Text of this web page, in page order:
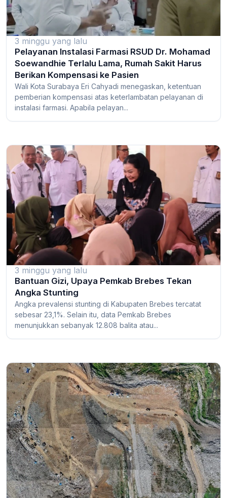
3 minggu yang lalu
Pelayanan Instalasi Farmasi RSUD Dr. Mohamad
Soewandhie Terlalu Lama, Rumah Sakit Harus
Berikan Kompensasi ke Pasien
Wali Kota Surabaya Eri Cahyadi menegaskan, ketentuan
pemberian kompensasi atas keterlambatan pelayanan di
instalasi farmasi. Apabila pelayan...
3 minggu yang lalu
Bantuan Gizi, Upaya Pemkab Brebes Tekan
Angka Stunting
Angka prevalensi stunting di Kabupaten Brebes tercatat
sebesar 23,1%. Selain itu, data Pemkab Brebes
menunjukkan sebanyak 12.808 balita atau...